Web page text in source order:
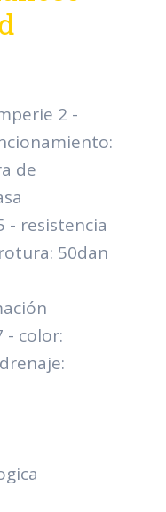
2 -
de
- resistencia
50dan
- color: